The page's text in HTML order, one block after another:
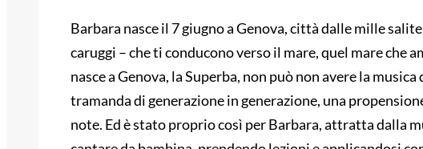
Barbara nasce il 7 giugno a Genova, città dalle mille
caruggi – che ti conducono verso il mare, quel mare che
nasce a Genova, la Superba, non può non avere la
tramanda di generazione in generazione, una
note. Ed è stato proprio così per Barbara, attratta dalla